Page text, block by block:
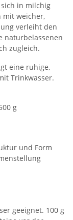
in milchig
mit weicher,
verleiht den
naturbelassenen
zugleich.
eine ruhige,
Trinkwasser.
g
und Form
geeignet. 100 g